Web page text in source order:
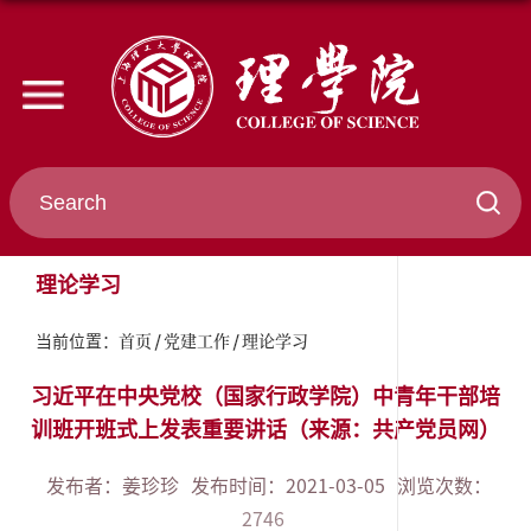
理论学习
当前位置： 首页 党建工作 理论学习
习近平在中央党校（国家行政学院）中青年干部培
训班开班式上发表重要讲话（来源：共产党员网）
发布者：姜珍珍 发布时间：2021-03-05
浏览次数：
2746